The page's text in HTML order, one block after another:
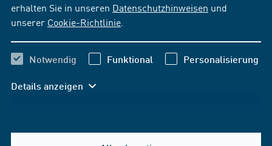
erhalten Sie in unseren Datenschutzhinweisen und
unserer Cookie-Richtlinie
Notwendig Funktional Personalisierung
Details anzeigen